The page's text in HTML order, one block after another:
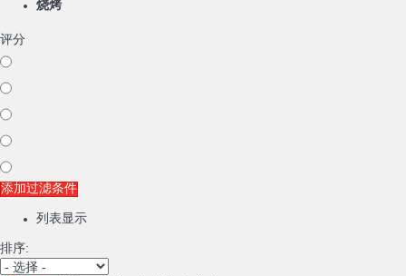
烧烤
评分
添加过滤条件
列表显示
排序: